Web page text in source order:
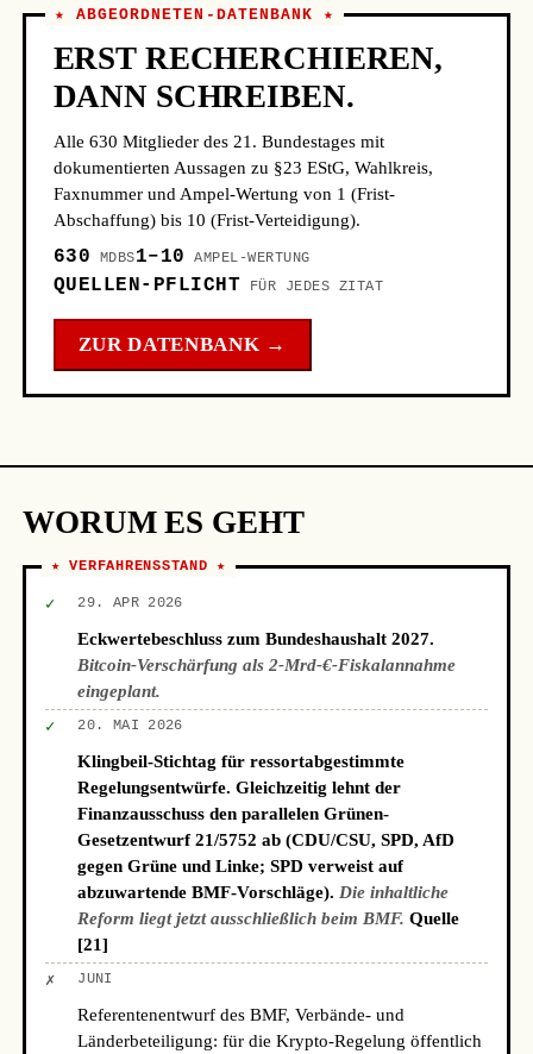
★ ABGEORDNETEN-DATENBANK ★
ERST RECHERCHIEREN,
DANN SCHREIBEN.
Alle 630 Mitglieder des 21. Bundestages mit
dokumentierten Aussagen zu §23 EStG, Wahlkreis,
Faxnummer und Ampel-Wertung von 1 (Frist-
Abschaffung) bis 10 (Frist-Verteidigung).
630 MDBS1–10 AMPEL-WERTUNG
QUELLEN-PFLICHT FÜR JEDES ZITAT
ZUR DATENBANK →
WORUM ES GEHT
★ VERFAHRENSSTAND ★
✓ 29. APR 2026
Eckwertebeschluss zum Bundeshaushalt 2027.
Bitcoin-Verschärfung als 2-Mrd-€-Fiskalannahme
eingeplant.
✓ 20. MAI 2026
Klingbeil-Stichtag für ressortabgestimmte
Regelungsentwürfe. Gleichzeitig lehnt der
Finanzausschuss den parallelen Grünen-
Gesetzentwurf 21/5752 ab (CDU/CSU, SPD, AfD
gegen Grüne und Linke; SPD verweist auf
abzuwartende BMF-Vorschläge). Die inhaltliche
Reform liegt jetzt ausschließlich beim BMF. Quelle
[21]
✗ JUNI
Referentenentwurf des BMF, Verbände- und
Länderbeteiligung: für die Krypto-Regelung öffentlich